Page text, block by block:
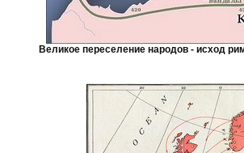
Великое переселение народов - исход